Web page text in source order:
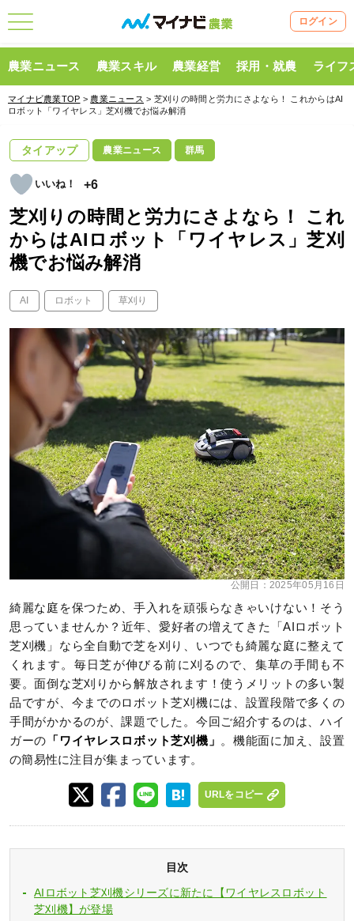
ログイン
農業ニュース 農業スキル 農業経営 採用・就農 ライフ
マイナビ農業TOP > 農業ニュース > 芝刈りの時間と労力にさよなら！ これからはAI
ロボット「ワイヤレス」芝刈機でお悩み解消
タイアップ 農業ニュース 群馬
+6
芝刈りの時間と労力にさよなら！ これ
からはAIロボット「ワイヤレス」芝刈
機でお悩み解消
AI ロボット 草刈り
公開日： 2025年05月16日
綺麗な庭を保つため、手入れを頑張らなきゃいけない！そう
思っていませんか？近年、愛好者の増えてきた「AIロボット
芝刈機」なら全自動で芝を刈り、いつでも綺麗な庭に整えて
くれます。毎日芝が伸びる前に刈るので、集草の手間も不
要。面倒な芝刈りから解放されます！使うメリットの多い製
品ですが、今までのロボット芝刈機には、設置段階で多くの
手間がかかるのが、課題でした。今回ご紹介するのは、ハイ
ガーの 「ワイヤレスロボット芝刈機」
。機能面に加え、設置
の簡易性に注目が集まっています。
URLをコピー
目次
AIロボット芝刈機シリーズに新たに【ワイヤレスロボット
芝刈機】が登場